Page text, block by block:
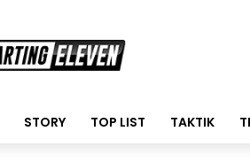
STORY TOP LIST TAKTIK